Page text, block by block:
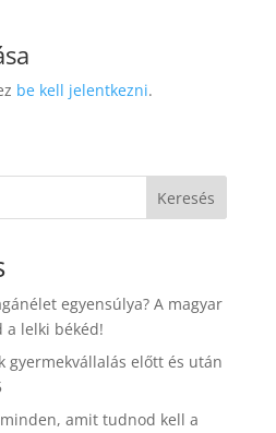
be kell jelentkezni.
Keresés
egyensúlya? A magyar
a lelki békéd!
gyermekvállalás előtt és után
amit tudnod kell a